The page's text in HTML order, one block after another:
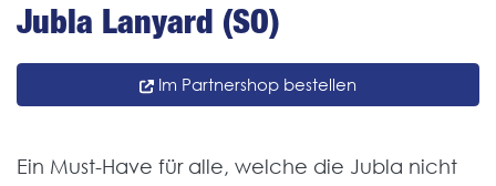
Jubla Lanyard (SO)
Im Partnershop bestellen
Ein Must-Have für alle, welche die Jubla nicht